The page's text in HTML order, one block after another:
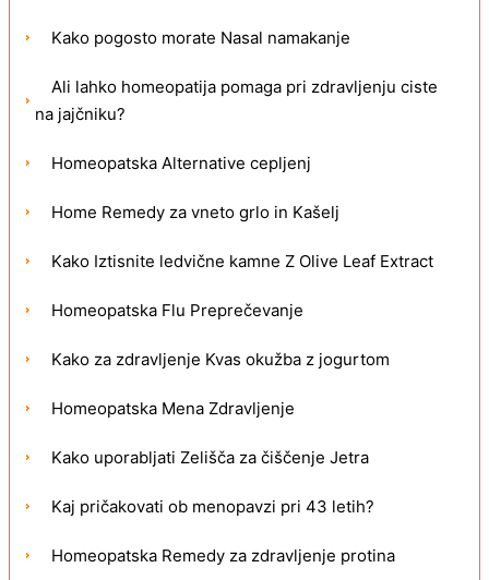
Kako pogosto morate Nasal namakanje
Ali lahko homeopatija pomaga pri zdravljenju ciste
na jajčniku?
Homeopatska Alternative cepljenj
Home Remedy za vneto grlo in Kašelj
Kako Iztisnite ledvične kamne Z Olive Leaf Extract
Homeopatska Flu Preprečevanje
Kako za zdravljenje Kvas okužba z jogurtom
Homeopatska Mena Zdravljenje
Kako uporabljati Zelišča za čiščenje Jetra
Kaj pričakovati ob menopavzi pri 43 letih?
Homeopatska Remedy za zdravljenje protina